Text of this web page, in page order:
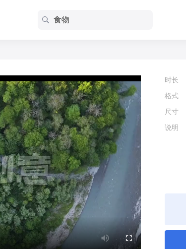
时长
格式
尺寸
说明